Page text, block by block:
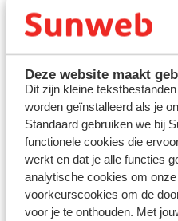
Deze website maakt
Dit zijn kleine
worden geïnstalleerd als je
Standaard gebruiken we bij
functionele cookies die
werkt en dat je alle functies
analytische cookies om
voorkeurscookies om de
voor je te onthouden. Met
26/
Nu